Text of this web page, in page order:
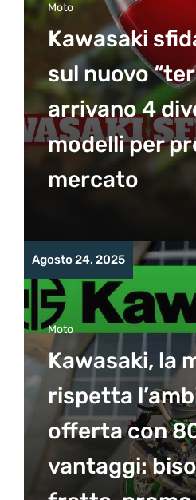
Moto
Kawasaki
sul nuovo
arrivano 4
modelli per
mercato
Agosto 24, 2025
Moto
Kawasaki, la
rispetta
offerta con
vantaggi: